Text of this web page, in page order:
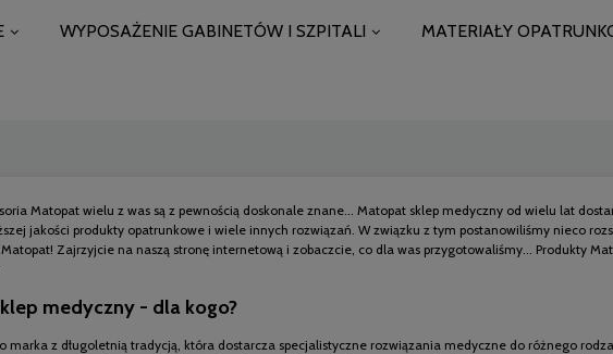
WYPOSAŻENIE GABINETÓW I SZPITALI MATERIAŁY
Matopat wielu z was są z pewnością doskonale znane... Matopat sklep medyczny od wielu lat
jakości produkty opatrunkowe i wiele innych rozwiązań. W związku z tym postanowiliśmy nieco
Zajrzyjcie na naszą stronę internetową i zobaczcie, co dla was przygotowaliśmy... Produkty
medyczny - dla kogo?
marka z długoletnią tradycją, która dostarcza specjalistyczne rozwiązania medyczne do różnego